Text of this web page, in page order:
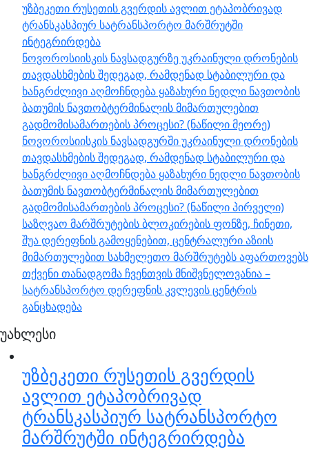
უზბეკეთი რუსეთის გვერდის ავლით ეტაპობრივად
ტრანსკასპიურ სატრანსპორტო მარშრუტში
ინტეგრირდება
ნოვოროსიისკის ნავსადგურზე უკრაინული დრონების
თავდასხმების შედეგად, რამდენად სტაბილური და
ხანგრძლივი აღმოჩნდება ყაზახური ნედლი ნავთობის
ბათუმის ნავთობტერმინალის მიმართულებით
გადმომისამართების პროცესი? (ნაწილი მეორე)
ნოვოროსიისკის ნავსადგურში უკრაინული დრონების
თავდასხმების შედეგად, რამდენად სტაბილური და
ხანგრძლივი აღმოჩნდება ყაზახური ნედლი ნავთობის
ბათუმის ნავთობტერმინალის მიმართულებით
გადმომისამართების პროცესი? (ნაწილი პირველი)
საზღვაო მარშრუტების ბლოკირების ფონზე, ჩინეთი,
შუა დერეფნის გამოყენებით, ცენტრალური აზიის
მიმართულებით სახმელეთო მარშრუტებს აფართოვებს
თქვენი თანადგომა ჩვენთვის მნიშვნელოვანია –
სატრანსპორტო დერეფნის კვლევის ცენტრის
განცხადება
უახლესი
უზბეკეთი რუსეთის გვერდის
ავლით ეტაპობრივად
ტრანსკასპიურ სატრანსპორტო
მარშრუტში ინტეგრირდება